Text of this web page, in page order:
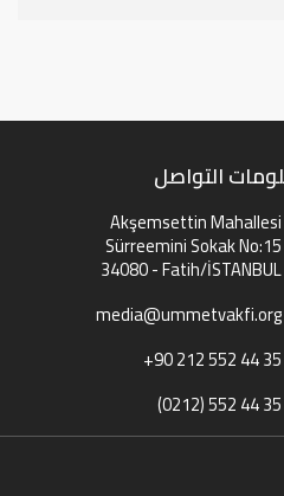
التواصل
Akşemsettin Mahallesi
Sürreemini Sokak No:15
34080 - Fatih/İSTANBUL
media@ummetvakfi.org
+90 212 552 44 35
(0212) 552 44 35